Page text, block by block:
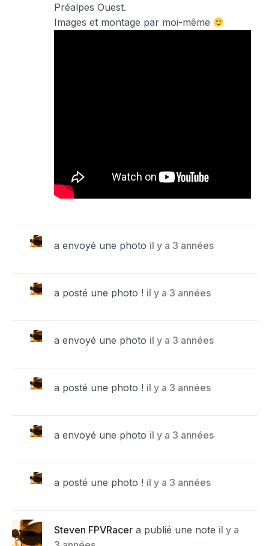
Préalpes Ouest.
Images et montage par moi-même
a envoyé une photo il y a 3 années
a posté une photo ! il y a 3 années
a envoyé une photo il y a 3 années
a posté une photo ! il y a 3 années
a envoyé une photo il y a 3 années
a posté une photo ! il y a 3 années
Steven FPVRacer a publié une note il y a